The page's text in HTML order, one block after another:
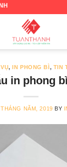
,IN PHONG BÌ, TIN
in phong
THÁNG NĂM, 2019 BY